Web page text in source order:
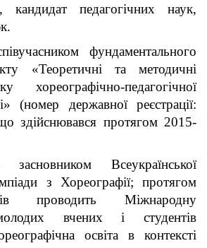
педагогічних наук,
фундаментального
«Теоретичні та методичні
хореографічно-педагогічної
(номер державної реєстрації:
здійснювався протягом 2015-
Всеукраїнської
з Хореографії; протягом
проводить Міжнародну
вчених і студентів
освіта в контексті